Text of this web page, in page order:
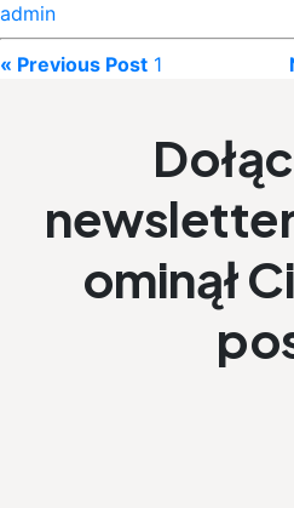
admin
« Previous Post 1
ominął